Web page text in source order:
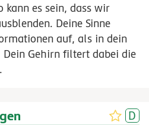
kann es sein, dass wir
Deine Sinne
auf, als in dein
Dein Gehirn filtert dabei die